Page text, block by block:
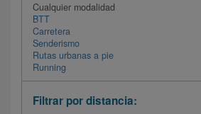
Cualquier modalidad
BTT
Carretera
Senderismo
Rutas urbanas a pie
Running
Filtrar por distancia: